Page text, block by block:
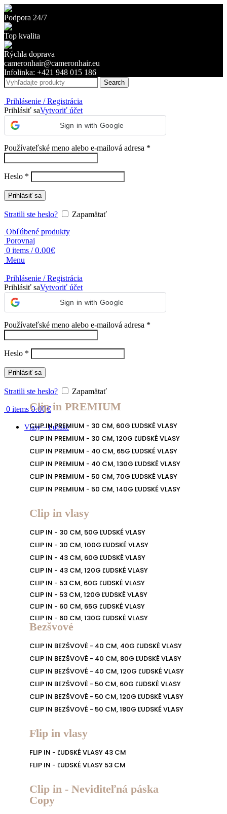
Podpora 24/7
Top kvalita
Rýchla doprava
cameronhair@cameronhair.eu
Infolinka: +421 948 015 186
Search
Prihlásenie / Registrácia
Prihlásiť saVytvoriť účet
Sign in with Google
Používateľské meno alebo e-mailová adresa *
Heslo *
Prihlásiť sa
Stratili ste heslo?
Zapamätať
Obľúbené produkty
Porovnaj
0 items / 0.00€
Menu
Prihlásenie / Registrácia
Prihlásiť saVytvoriť účet
Sign in with Google
Používateľské meno alebo e-mailová adresa *
Heslo *
Prihlásiť sa
Stratili ste heslo? Zapamätať
0 items 0.00€
Vlasy – Ľudské
Clip in PREMIUM
CLIP IN PREMIUM - 30 CM, 60G ĽUDSKÉ VLASY
CLIP IN PREMIUM - 30 CM, 120G ĽUDSKÉ VLASY
CLIP IN PREMIUM - 40 CM, 65G ĽUDSKÉ VLASY
CLIP IN PREMIUM - 40 CM, 130G ĽUDSKÉ VLASY
CLIP IN PREMIUM - 50 CM, 70G ĽUDSKÉ VLASY
CLIP IN PREMIUM - 50 CM, 140G ĽUDSKÉ VLASY
Clip in vlasy
CLIP IN - 30 CM, 50G ĽUDSKÉ VLASY
CLIP IN - 30 CM, 100G ĽUDSKÉ VLASY
CLIP IN - 43 CM, 60G ĽUDSKÉ VLASY
CLIP IN - 43 CM, 120G ĽUDSKÉ VLASY
CLIP IN - 53 CM, 60G ĽUDSKÉ VLASY
CLIP IN - 53 CM, 120G ĽUDSKÉ VLASY
CLIP IN - 60 CM, 65G ĽUDSKÉ VLASY
CLIP IN - 60 CM, 130G ĽUDSKÉ VLASY
Bezšvové
CLIP IN BEZŠVOVÉ - 40 CM, 40G ĽUDSKÉ VLASY
CLIP IN BEZŠVOVÉ - 40 CM, 80G ĽUDSKÉ VLASY
CLIP IN BEZŠVOVÉ - 40 CM, 120G ĽUDSKÉ VLASY
CLIP IN BEZŠVOVÉ - 50 CM, 60G ĽUDSKÉ VLASY
CLIP IN BEZŠVOVÉ - 50 CM, 120G ĽUDSKÉ VLASY
CLIP IN BEZŠVOVÉ - 50 CM, 180G ĽUDSKÉ VLASY
Flip in vlasy
FLIP IN - ĽUDSKÉ VLASY 43 CM
FLIP IN - ĽUDSKÉ VLASY 53 CM
Clip in - Neviditeľná páska
Copy